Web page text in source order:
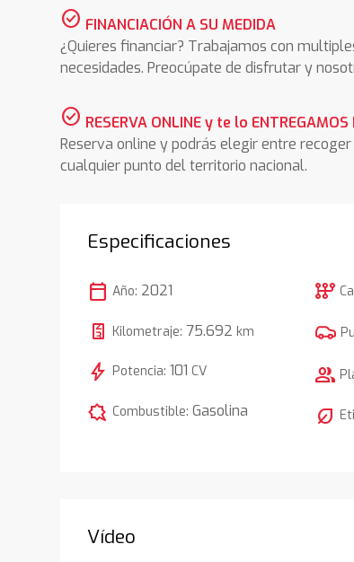
check_circle FINANCIACIÓN A SU MEDIDA
¿Quieres financiar? Trabajamos con
necesidades. Preocúpate de disfrutar y
check_circle RESERVA ONLINE y te lo ENTREGAMOS
Reserva online y podrás elegir entre
cualquier punto del territorio nacional.
Especificaciones
calendar_today Año: 2021
Kilometraje: 75.692 km
bolt Potencia:101 CV
comic_bubble Combustible:Gasolina
auto_transmission
group
nest_eco_leaf
Vídeo